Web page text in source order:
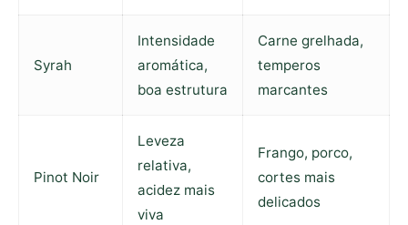
Syrah
Intensidade
aromática,
boa estrutura
Carne grelhada,
temperos
marcantes
Pinot Noir
Leveza
relativa,
acidez mais
viva
Frango, porco,
cortes mais
delicados